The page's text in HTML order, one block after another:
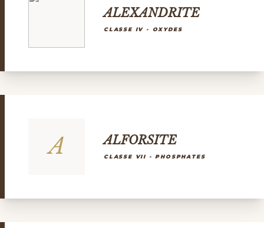
ALEXANDRITE
CLASSE IV - OXYDES
A ALFORSITE
CLASSE VII - PHOSPHATES